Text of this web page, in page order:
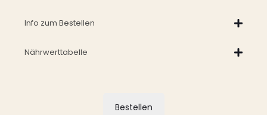
Info zum Bestellen
Nährwerttabelle
Bestellen